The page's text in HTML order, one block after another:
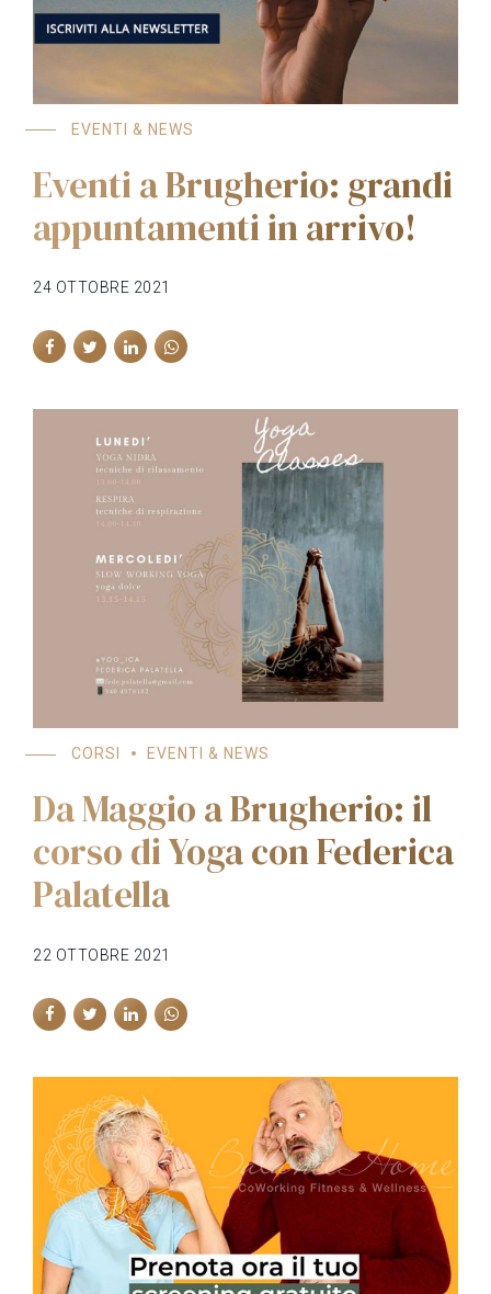
EVENTI & NEWS
Eventi a Brugherio: grandi
appuntamenti in arrivo!
24 OTTOBRE 2021
CORSI EVENTI & NEWS
Da Maggio a Brugherio: il
corso di Yoga con Federica
Palatella
22 OTTOBRE 2021